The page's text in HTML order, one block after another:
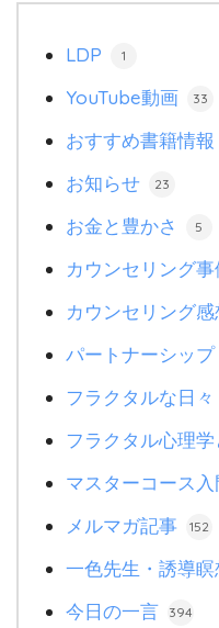
LDP 1
YouTube動画 33
おすすめ書籍情報
お知らせ 23
お金と豊かさ 5
カウンセリング事
カウンセリング感
パートナーシップ
フラクタルな日々
フラクタル心理学
マスターコース入
メルマガ記事 152
一色先生・誘導
今日の一言 394